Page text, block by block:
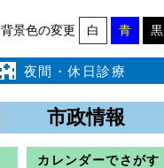
背景色の変更 白 青 黒
夜間・休日診療
市政情報
カレンダーでさがす